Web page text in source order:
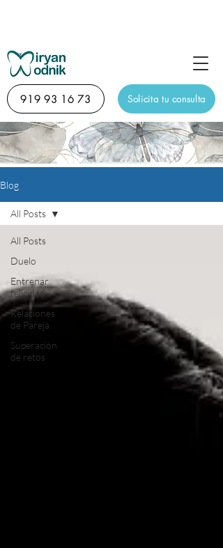
Solicita tu consulta
919 93 16 73
Blog
All Posts
Duelo
Entrenar
felicidad
Relaciones
de Pareja
Superación
de retos
All Posts